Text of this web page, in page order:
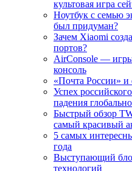
культовая игра
Ноутбук с семью
был придуман?
Зачем Xiaomi
портов?
AirConsole — игры
консоль
«Почта России» и
Успех
падения
Быстрый обзор
самый красивый
5 самых
года
Выступающий
технологий